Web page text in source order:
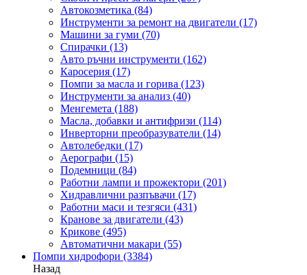
Автокозметика (84)
Инструменти за ремонт на двигатели (17)
Машини за гуми (70)
Спирачки (13)
Авто ръчни инструменти (162)
Каросерия (17)
Помпи за масла и горива (123)
Инструменти за анализ (40)
Менгемета (188)
Масла, добавки и антифризи (114)
Инверторни преобразуватели (14)
Автолебедки (17)
Аерографи (15)
Подемници (84)
Работни лампи и прожектори (201)
Хидравлични разпъвачи (17)
Работни маси и тезгяси (431)
Кранове за двигатели (43)
Крикове (495)
Автоматични макари (55)
Помпи хидрофори (3384)
Назад